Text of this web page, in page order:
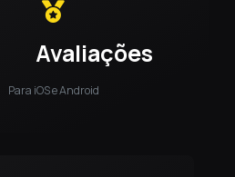
Avaliações
Para iOS e Android